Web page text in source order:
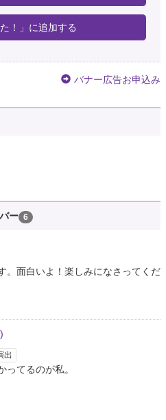
た！」に追加する
バナー広告お申込み
ー 6
。面白いよ！楽しみになさってくだ
出
ってるのが私。